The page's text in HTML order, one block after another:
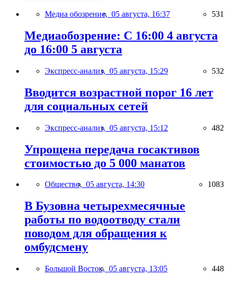
Медиа обозрение, 05 августа, 16:37 531
Медиаобозрение: С 16:00 4 августа
до 16:00 5 августа
Экспресс-анализ, 05 августа, 15:29 532
Вводится возрастной порог 16 лет
для социальных сетей
Экспресс-анализ, 05 августа, 15:12 482
Упрощена передача госактивов
стоимостью до 5 000 манатов
Общество, 05 августа, 14:30 1083
В Бузовна четырехмесячные
работы по водоотводу стали
поводом для обращения к
омбудсмену
Большой Восток, 05 августа, 13:05 448